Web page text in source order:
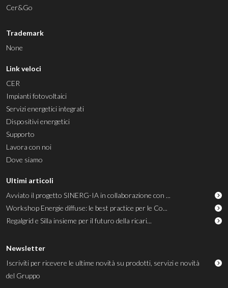
Cer&Go
Trademark
None
Link veloci
CER
Impianti fotovoltaici
Servizi energetici integrati
Dispositivi energetici
Supporto
Lavora con noi
Dove siamo
Ultimi articoli
Avviato il progetto SINERG-IA in collaborazione con ...
Workshop Energie diffuse: le best practice per le Co...
Regalgrid e Silla insieme per il futuro della ricari...
Newsletter
Iscriviti per ricevere le ultime novità su prodotti, servizi e novità
del Gruppo